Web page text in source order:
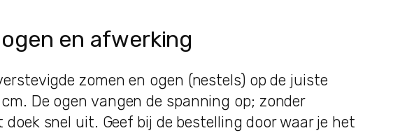
en afwerking
zomen en ogen (nestels) op de juiste
De ogen vangen de spanning op; zonder
snel uit. Geef bij de bestelling door waar je het